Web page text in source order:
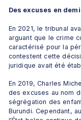
Des excuses en
En 2021, le tribunal
arguant que le crime
caractérisé pour la
contestent cette
juridique avait été
En 2019, Charles
des excuses au nom
ségrégation des
Burundi. Cependant,